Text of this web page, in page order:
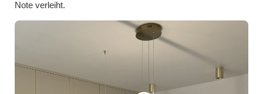
Note verleiht.